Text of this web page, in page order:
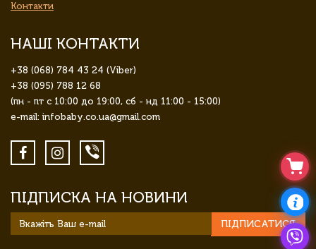
Контакти
НАШІ КОНТАКТИ
+38 (068) 784 43 24 (Viber)
+38 (095) 788 12 68
(пн - пт с 10:00 до 19:00, сб - нд 11:00 - 15:00)
e-mail: infobaby.co.ua@gmail.com
ПІДПИСКА НА НОВИНИ
ПІДПИСАТИСЯ